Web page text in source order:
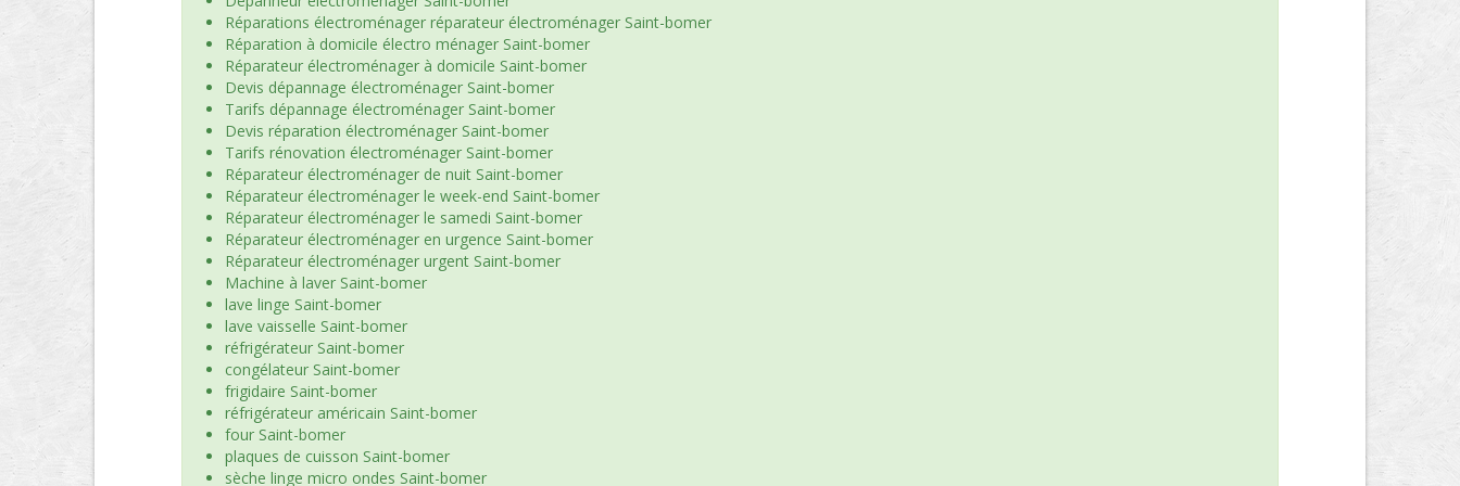
Réparations électroménager réparateur électroménager Saint-bomer
Réparation à domicile électro ménager Saint-bomer
Réparateur électroménager à domicile Saint-bomer
Devis dépannage électroménager Saint-bomer
Tarifs dépannage électroménager Saint-bomer
Devis réparation électroménager Saint-bomer
Tarifs rénovation électroménager Saint-bomer
Réparateur électroménager de nuit Saint-bomer
Réparateur électroménager le week-end Saint-bomer
Réparateur électroménager le samedi Saint-bomer
Réparateur électroménager en urgence Saint-bomer
Réparateur électroménager urgent Saint-bomer
Machine à laver Saint-bomer
lave linge Saint-bomer
lave vaisselle Saint-bomer
réfrigérateur Saint-bomer
congélateur Saint-bomer
frigidaire Saint-bomer
réfrigérateur américain Saint-bomer
four Saint-bomer
plaques de cuisson Saint-bomer
sèche linge micro ondes Saint-bomer